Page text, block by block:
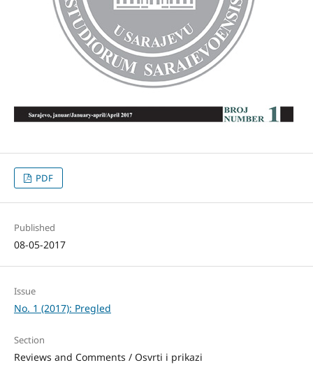
PDF
Published
08-05-2017
Issue
No. 1 (2017): Pregled
Section
Reviews and Comments / Osvrti i prikazi